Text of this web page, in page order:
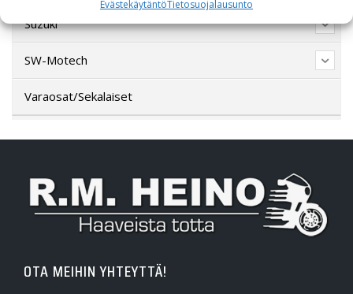
EvästekäytäntöTietosuojalausunto
Suzuki
SW-Motech
Varaosat/Sekalaiset
OTA MEIHIN YHTEYTTÄ!